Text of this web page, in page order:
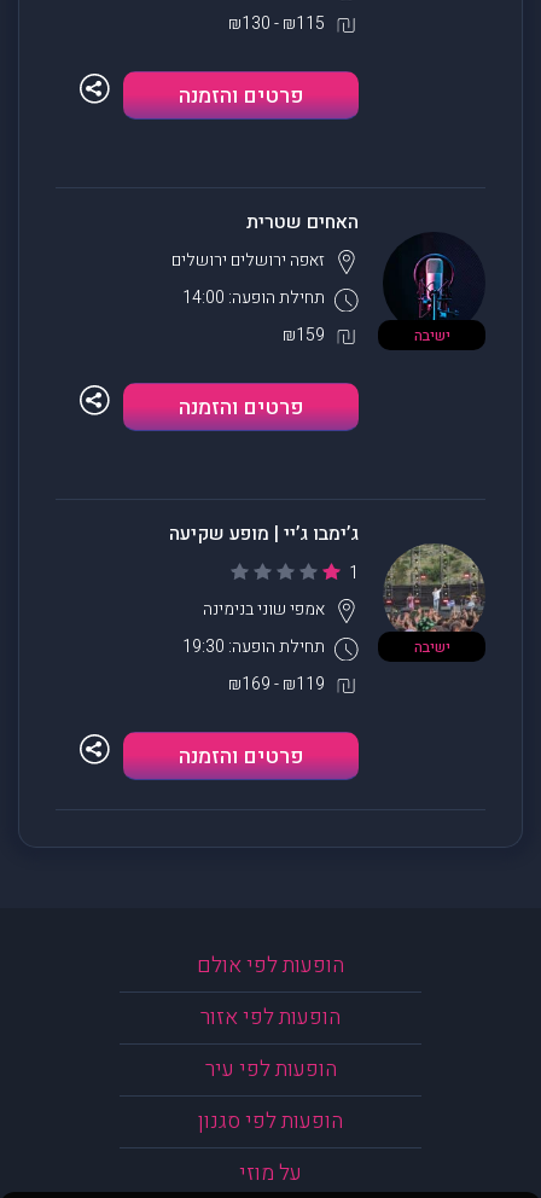
₪115 - ₪130
פרטים והזמנה
ישיבה
האחים שטרית
תחילת הופעה: 14:00
זאפה ירושלים ירושלים
₪159
פרטים והזמנה
ישיבה
ג’ימבו ג’יי | מופע שקיעה
1
תחילת הופעה: 19:30
אמפי שוניבנימינה
₪119 - ₪169
פרטים והזמנה
הופעות לפי אולם
הופעות לפי אזור
הופעות לפי עיר
הופעות לפי סגנון
על מוזי